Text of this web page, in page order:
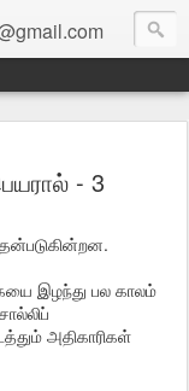
- 3
இழந்து பல காலம்
அதிகாரிகள்